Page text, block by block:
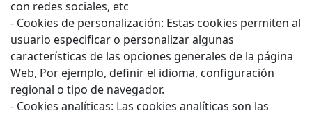
con redes sociales, etc
- Cookies de personalización: Estas cookies permiten al
usuario especificar o personalizar algunas
características de las opciones generales de la página
Web, Por ejemplo, definir el idioma, configuración
regional o tipo de navegador.
- Cookies analíticas: Las cookies analíticas son las